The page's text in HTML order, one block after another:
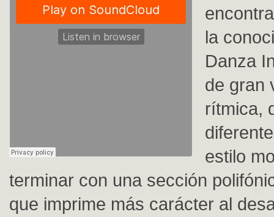
la
Danza
de gran
rítmica,
estilo
terminar con una sección
que imprime más carácter al